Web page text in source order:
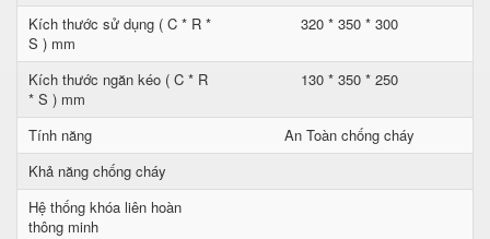
Kích thước sử dụng ( C * R *
S ) mm
320 * 350 * 300
Kích thước ngăn kéo ( C * R
* S ) mm
130 * 350 * 250
Tính năng
An Toàn chống cháy
Khả năng chống cháy
Hệ thống khóa liên hoàn
thông minh